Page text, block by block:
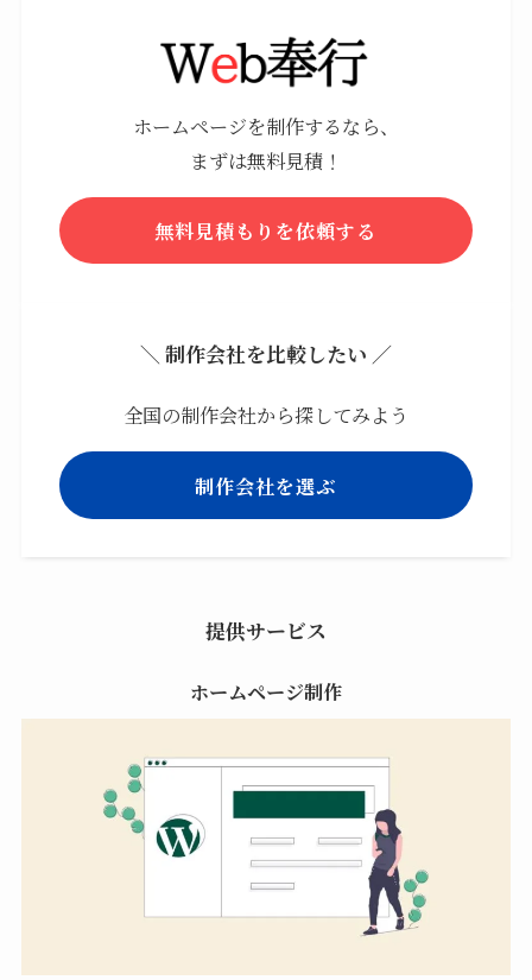
ホームページを制作するなら、
まずは無料見積！
無料見積もりを依頼する
＼ 制作会社を比較したい ／
全国の制作会社から探してみよう
制作会社を選ぶ
提供サービス
ホームページ制作